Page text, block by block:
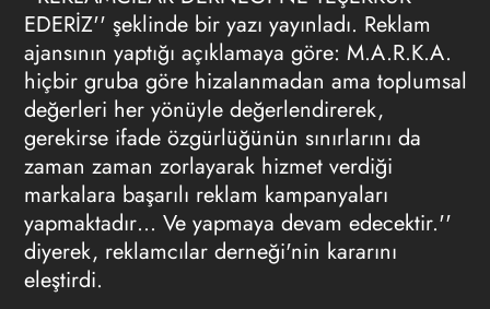
EDERİZ'' şeklinde bir yazı yayınladı. Reklam
ajansının yaptığı açıklamaya göre: M.A.R.K.A.
hiçbir gruba göre hizalanmadan ama toplumsal
değerleri her yönüyle değerlendirerek,
gerekirse ifade özgürlüğünün sınırlarını da
zaman zaman zorlayarak hizmet verdiği
markalara başarılı reklam kampanyaları
yapmaktadır… Ve yapmaya devam edecektir.''
diyerek, reklamcılar derneği'nin kararını
eleştirdi.